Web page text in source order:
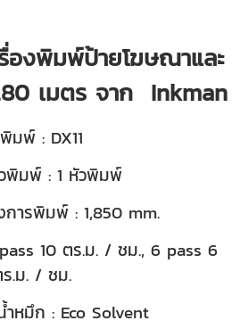
งพิมพ์ป้ายโฆษณาและ
เมตร จาก Inkman
มพ์ : DX11
พิมพ์ : 1 หัวพิมพ์
การพิมพ์ : 1,850 mm.
10 ตร.ม. / ชม., 6 pass 6
.ม. / ชม.
ำหมึก : Eco Solvent